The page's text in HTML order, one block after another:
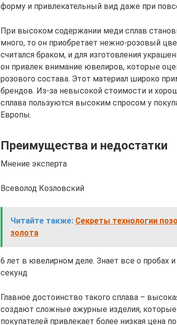
форму и привлекательный вид даже при
При высоком содержании меди сплав
много, то он приобретает нежно-розовый
считался браком, и для изготовления
он привлек внимание ювелиров, которые
розового состава. Этот материал широко
брендов. Из-за невысокой стоимости и
сплава пользуются высоким спросом у
Европы.
Преимущества и недостатки
Мнение эксперта
Всеволод Козловский
Читайте также: Секреты технологии
золота
6 лет в ювелирном деле. Знает все о пробах
секунд
Главное достоинство такого сплава –
создают сложные ажурные изделия,
покупателей привлекает более низкая цена